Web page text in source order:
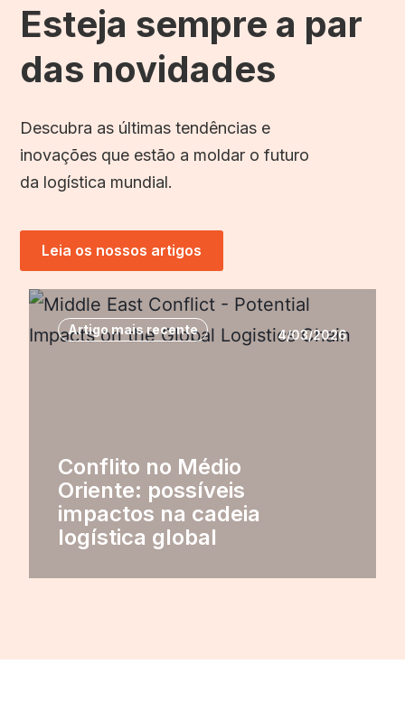
Esteja sempre a par
das novidades
Descubra as últimas tendências e
inovações que estão a moldar o futuro
da logística mundial.
Leia os nossos artigos
Artigo mais recente 4/03/2026
Conflito no Médio
Oriente: possíveis
impactos na cadeia
logística global